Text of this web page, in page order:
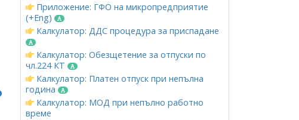
Приложение: ГФО на микропредприятие
(+Eng)
Калкулатор: ДДС процедура за приспадане
Калкулатор: Обезщетение за отпуски по
чл.224 КТ
Калкулатор: Платен отпуск при непълна
година
Калкулатор: МОД при непълно работно
време